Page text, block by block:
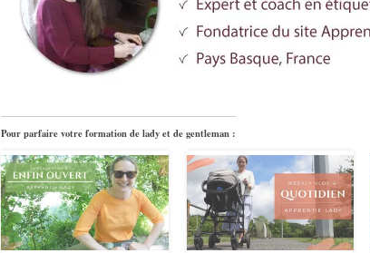
Pour parfaire votre formation de lady et de gentleman :